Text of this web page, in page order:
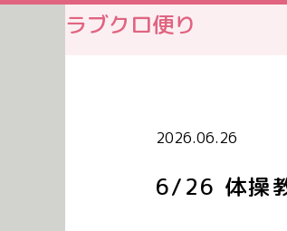
ラブクロ便り
2026.06.26
6/26 体操